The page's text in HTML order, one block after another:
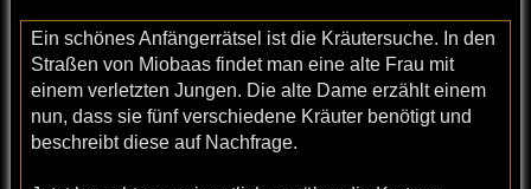
Ein schönes Anfängerrätsel ist die Kräutersuche. In den
Straßen von Miobaas findet man eine alte Frau mit
einem verletzten Jungen. Die alte Dame erzählt einem
nun, dass sie fünf verschiedene Kräuter benötigt und
beschreibt diese auf Nachfrage.